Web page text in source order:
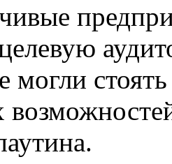
могли